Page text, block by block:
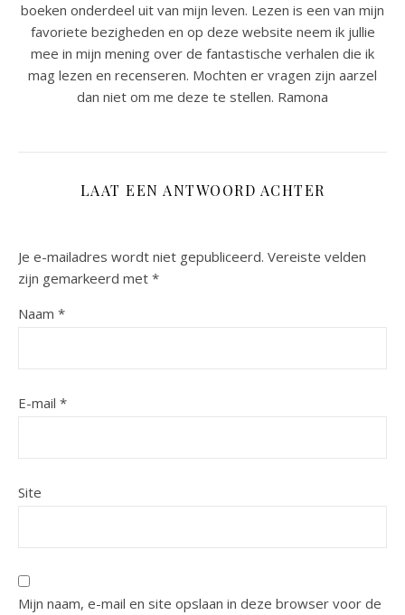
boeken onderdeel uit van mijn leven. Lezen is een van mijn
favoriete bezigheden en op deze website neem ik jullie
mee in mijn mening over de fantastische verhalen die ik
mag lezen en recenseren. Mochten er vragen zijn aarzel
dan niet om me deze te stellen. Ramona
LAAT EEN ANTWOORD ACHTER
Je e-mailadres wordt niet gepubliceerd. Vereiste velden
zijn gemarkeerd met *
Naam *
E-mail *
Site
Mijn naam, e-mail en site opslaan in deze browser voor de